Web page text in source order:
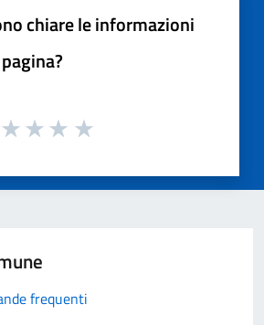
chiare le informazioni
frequenti